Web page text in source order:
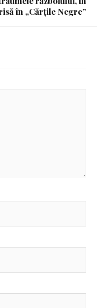
în „Cărțile Negre”